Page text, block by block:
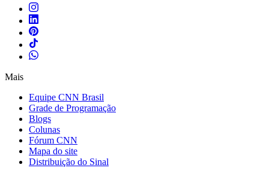
Mais
Equipe CNN Brasil
Grade de Programação
Blogs
Colunas
Fórum CNN
Mapa do site
Distribuição do Sinal